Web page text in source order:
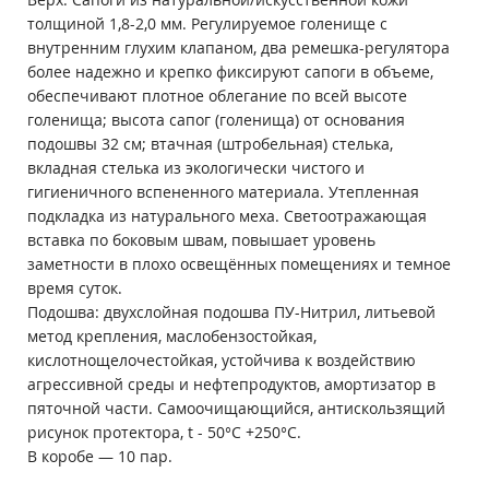
толщиной 1,8-2,0 мм. Регулируемое голенище с
внутренним глухим клапаном, два ремешка-регулятора
более надежно и крепко фиксируют сапоги в объеме,
обеспечивают плотное облегание по всей высоте
голенища; высота сапог (голенища) от основания
подошвы 32 см; втачная (штробельная) стелька,
вкладная стелька из экологически чистого и
гигиеничного вспененного материала. Утепленная
подкладка из натурального меха. Светоотражающая
вставка по боковым швам, повышает уровень
заметности в плохо освещённых помещениях и темное
время суток.
Подошва: двухслойная подошва ПУ-Нитрил, литьевой
метод крепления, маслобензостойкая,
кислотнощелочестойкая, устойчива к воздействию
агрессивной среды и нефтепродуктов, амортизатор в
пяточной части. Самоочищающийся, антискользящий
рисунок протектора, t - 50°С +250°С.
В коробе ― 10 пар.